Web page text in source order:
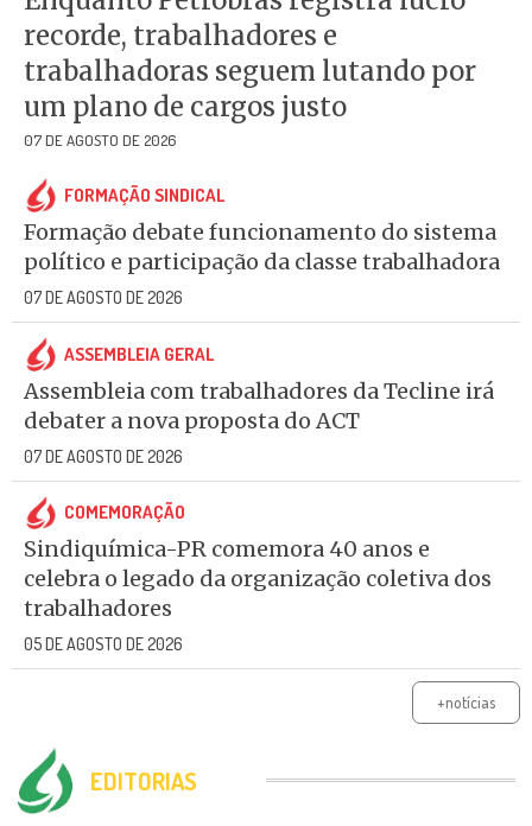
recorde, trabalhadores e
trabalhadoras seguem lutando por
um plano de cargos justo
07 DE AGOSTO DE 2026
FORMAÇÃO SINDICAL
Formação debate funcionamento do sistema
político e participação da classe trabalhadora
07 DE AGOSTO DE 2026
ASSEMBLEIA GERAL
Assembleia com trabalhadores da Tecline irá
debater a nova proposta do ACT
07 DE AGOSTO DE 2026
COMEMORAÇÃO
Sindiquímica-PR comemora 40 anos e
celebra o legado da organização coletiva dos
trabalhadores
05 DE AGOSTO DE 2026
+notícias
EDITORIAS